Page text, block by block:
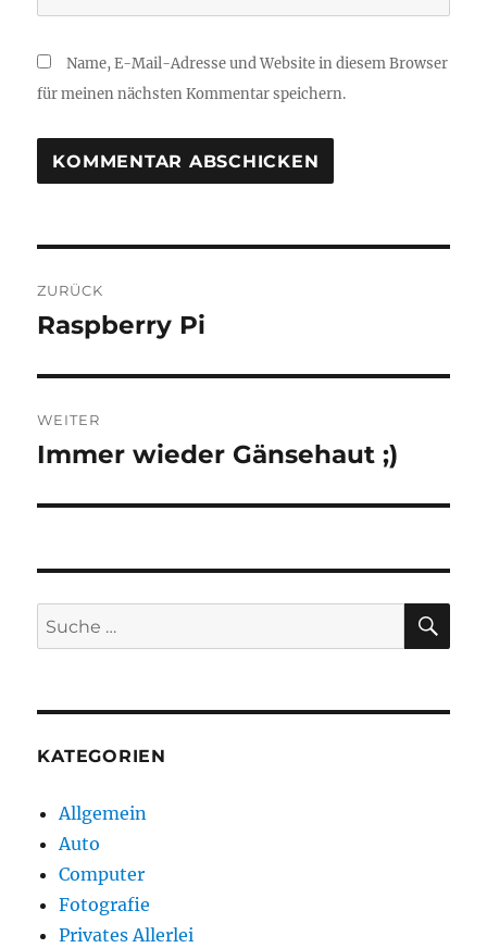
Name, E-Mail-Adresse und Website in diesem Browser
für meinen nächsten Kommentar speichern.
ZURÜCK
Vorheriger
Raspberry Pi
WEITER
Nächster
Immer wieder Gänsehaut ;)
Suche
nach:
KATEGORIEN
Allgemein
Auto
Computer
Fotografie
Privates Allerlei